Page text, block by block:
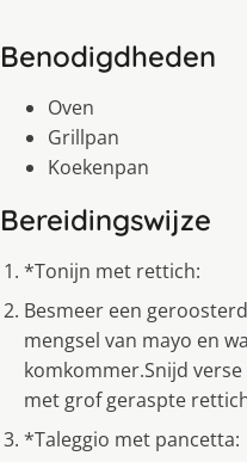
Benodigdheden
Oven
Grillpan
Koekenpan
Bereidingswijze
*Tonijn met rettich:
Besmeer een
mengsel van mayo en
komkommer.Snijd
met grof geraspte
*Taleggio met pancetta: